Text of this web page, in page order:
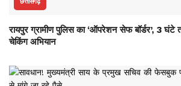
रायपुर ग्रामीण पुलिस का ‘ऑपरेशन सेफ बॉर्डर’, 3
चेकिंग अभियान